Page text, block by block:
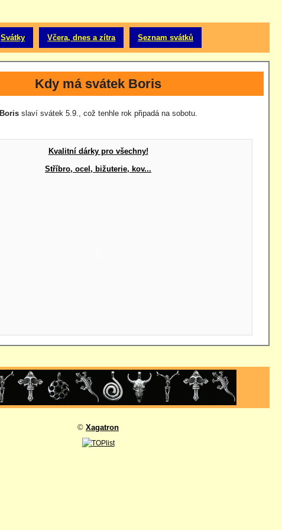
Svátky Včera, dnes a zítra Seznam svátků
Kdy má svátek Boris
Borisslaví svátek 5.9., což tenhle rok připadá na sobotu.
Kvalitní dárky pro všechny!
Stříbro, ocel, bižuterie, kov...
© Xagatron